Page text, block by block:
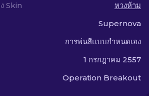
Skin
หวงห้าม
Supernova
การพ่นสีแบบกำหนดเอง
1 กรกฎาคม 2557
Operation Breakout